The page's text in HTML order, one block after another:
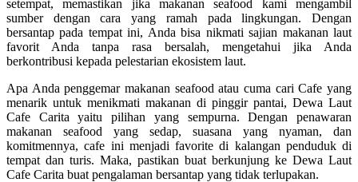
setempat, memastikan jika makanan seafood kami mengambil
sumber dengan cara yang ramah pada lingkungan. Dengan
bersantap pada tempat ini, Anda bisa nikmati sajian makanan laut
favorit Anda tanpa rasa bersalah, mengetahui jika Anda
berkontribusi kepada pelestarian ekosistem laut.
Apa Anda penggemar makanan seafood atau cuma cari Cafe yang
menarik untuk menikmati makanan di pinggir pantai, Dewa Laut
Cafe Carita yaitu pilihan yang sempurna. Dengan penawaran
makanan seafood yang sedap, suasana yang nyaman, dan
komitmennya, cafe ini menjadi favorite di kalangan penduduk di
tempat dan turis. Maka, pastikan buat berkunjung ke Dewa Laut
Cafe Carita buat pengalaman bersantap yang tidak terlupakan.